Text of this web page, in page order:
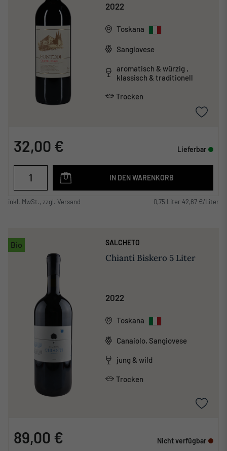
2022
Toskana
Sangiovese
aromatisch & würzig ,
klassisch & traditionell
Trocken
32,00 € Lieferbar
IN DEN WARENKORB
inkl. MwSt., zzgl. Versand 0,75 Liter 42,67 €/Liter
Bio SALCHETO
Chianti Biskero 5 Liter
2022
Toskana
Canaiolo, Sangiovese
jung & wild
Trocken
89,00 € Nicht verfügbar